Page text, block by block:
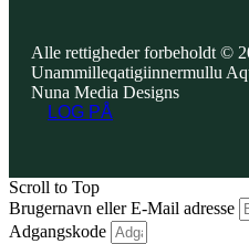
Alle rettigheder forbeholdt ©
Unammilleqatigiinnermullu
Nuna Media Designs
LOG PÅ
Scroll to Top
Brugernavn eller E-Mail adresse
Adgangskode